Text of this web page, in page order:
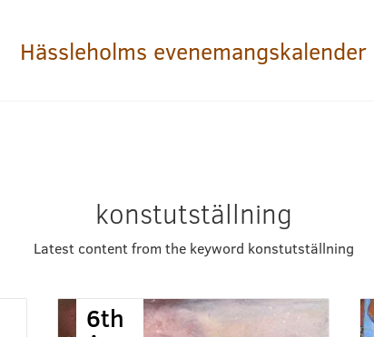
Hässleholms evenemangskalender
konstutställning
Latest content from the keyword konstutställning
6th
6th
6th
Aug